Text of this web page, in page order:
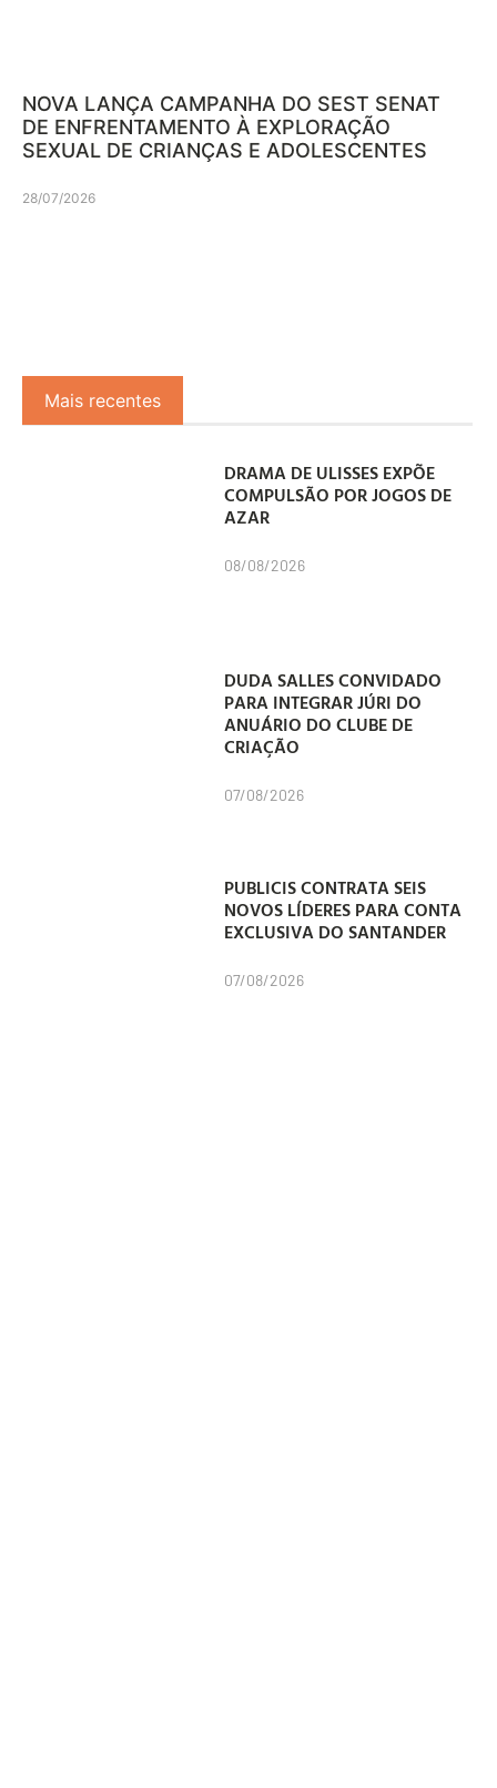
NOVA LANÇA CAMPANHA DO SEST SENAT
DE ENFRENTAMENTO À EXPLORAÇÃO
SEXUAL DE CRIANÇAS E ADOLESCENTES
28/07/2026
Mais recentes
DRAMA DE ULISSES EXPÕE
COMPULSÃO POR JOGOS DE
AZAR
08/08/2026
DUDA SALLES CONVIDADO
PARA INTEGRAR JÚRI DO
ANUÁRIO DO CLUBE DE
CRIAÇÃO
07/08/2026
PUBLICIS CONTRATA SEIS
NOVOS LÍDERES PARA CONTA
EXCLUSIVA DO SANTANDER
07/08/2026